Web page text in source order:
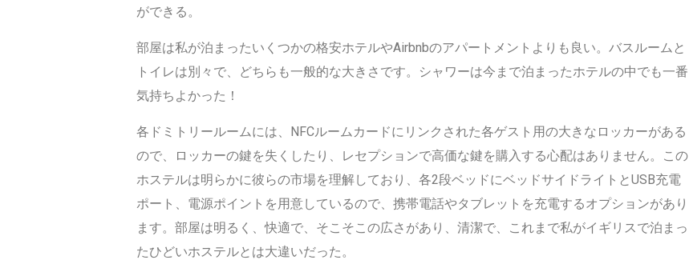
ができる。
部屋は私が泊まったいくつかの格安ホテルやAirbnbのアパートメントよりも良い。バスルームと
トイレは別々で、どちらも一般的な大きさです。シャワーは今まで泊まったホテルの中でも一番
気持ちよかった！
各ドミトリールームには、NFCルームカードにリンクされた各ゲスト用の大きなロッカーがある
ので、ロッカーの鍵を失くしたり、レセプションで高価な鍵を購入する心配はありません。この
ホステルは明らかに彼らの市場を理解しており、各2段ベッドにベッドサイドライトとUSB充電
ポート、電源ポイントを用意しているので、携帯電話やタブレットを充電するオプションがあり
ます。部屋は明るく、快適で、そこそこの広さがあり、清潔で、これまで私がイギリスで泊まっ
たひどいホステルとは大違いだった。